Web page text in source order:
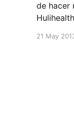
de hacer mis citas
entre una
21 May